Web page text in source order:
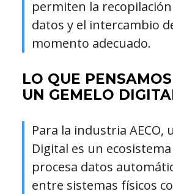
permiten la
datos y el intercambio
momento adecuado.
LO QUE
UN GEMELO
Para la industria AECO,
Digital es un
procesa datos
entre sistemas físicos